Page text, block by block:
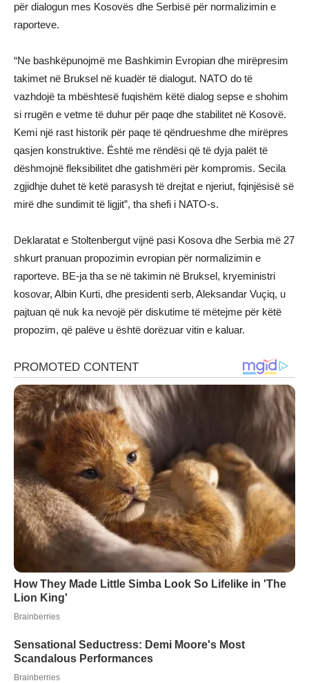
për dialogun mes Kosovës dhe Serbisë për normalizimin e
raporteve.
“Ne bashkëpunojmë me Bashkimin Evropian dhe mirëpresim
takimet në Bruksel në kuadër të dialogut. NATO do të
vazhdojë ta mbështesë fuqishëm këtë dialog sepse e shohim
si rrugën e vetme të duhur për paqe dhe stabilitet në Kosovë.
Kemi një rast historik për paqe të qëndrueshme dhe mirëpres
qasjen konstruktive. Është me rëndësi që të dyja palët të
dëshmojnë fleksibilitet dhe gatishmëri për kompromis. Secila
zgjidhje duhet të ketë parasysh të drejtat e njeriut, fqinjësisë së
mirë dhe sundimit të ligjit”, tha shefi i NATO-s.
Deklaratat e Stoltenbergut vijnë pasi Kosova dhe Serbia më 27
shkurt pranuan propozimin evropian për normalizimin e
raporteve. BE-ja tha se në takimin në Bruksel, kryeministri
kosovar, Albin Kurti, dhe presidenti serb, Aleksandar Vuçiq, u
pajtuan që nuk ka nevojë për diskutime të mëtejme për këtë
propozim, që palëve u është dorëzuar vitin e kaluar.